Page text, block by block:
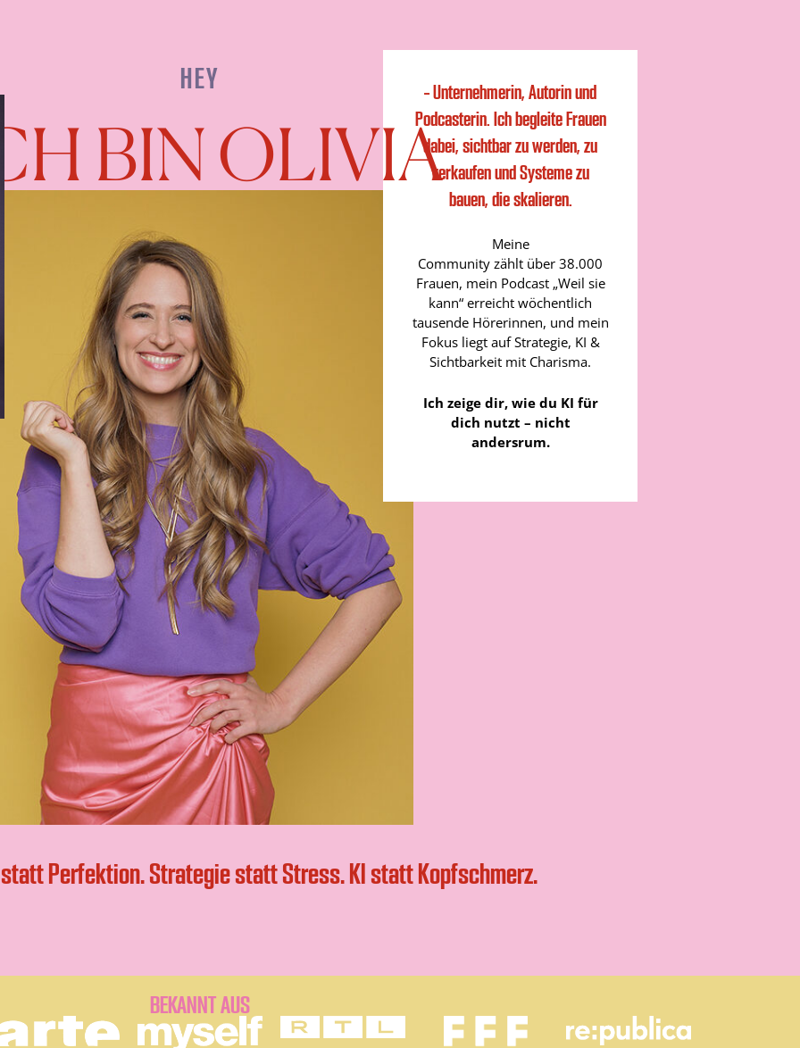
HEY
BIN OLIVIA
– Unternehmerin, Autorin und
Podcasterin. Ich begleite Frauen
dabei, sichtbar zu werden, zu
verkaufen und Systeme zu
bauen, die skalieren.
Meine
Community zählt über 38.000
Frauen, mein Podcast „Weil sie
kann“ erreicht wöchentlich
tausende Hörerinnen, und mein
Fokus liegt auf Strategie, KI &
Sichtbarkeit mit Charisma.
Ich zeige dir, wie du KI für
dich nutzt – nicht
andersrum.
Perfektion. Strategie statt Stress. KI statt Kopfschmerz.
BEKANNT AUS